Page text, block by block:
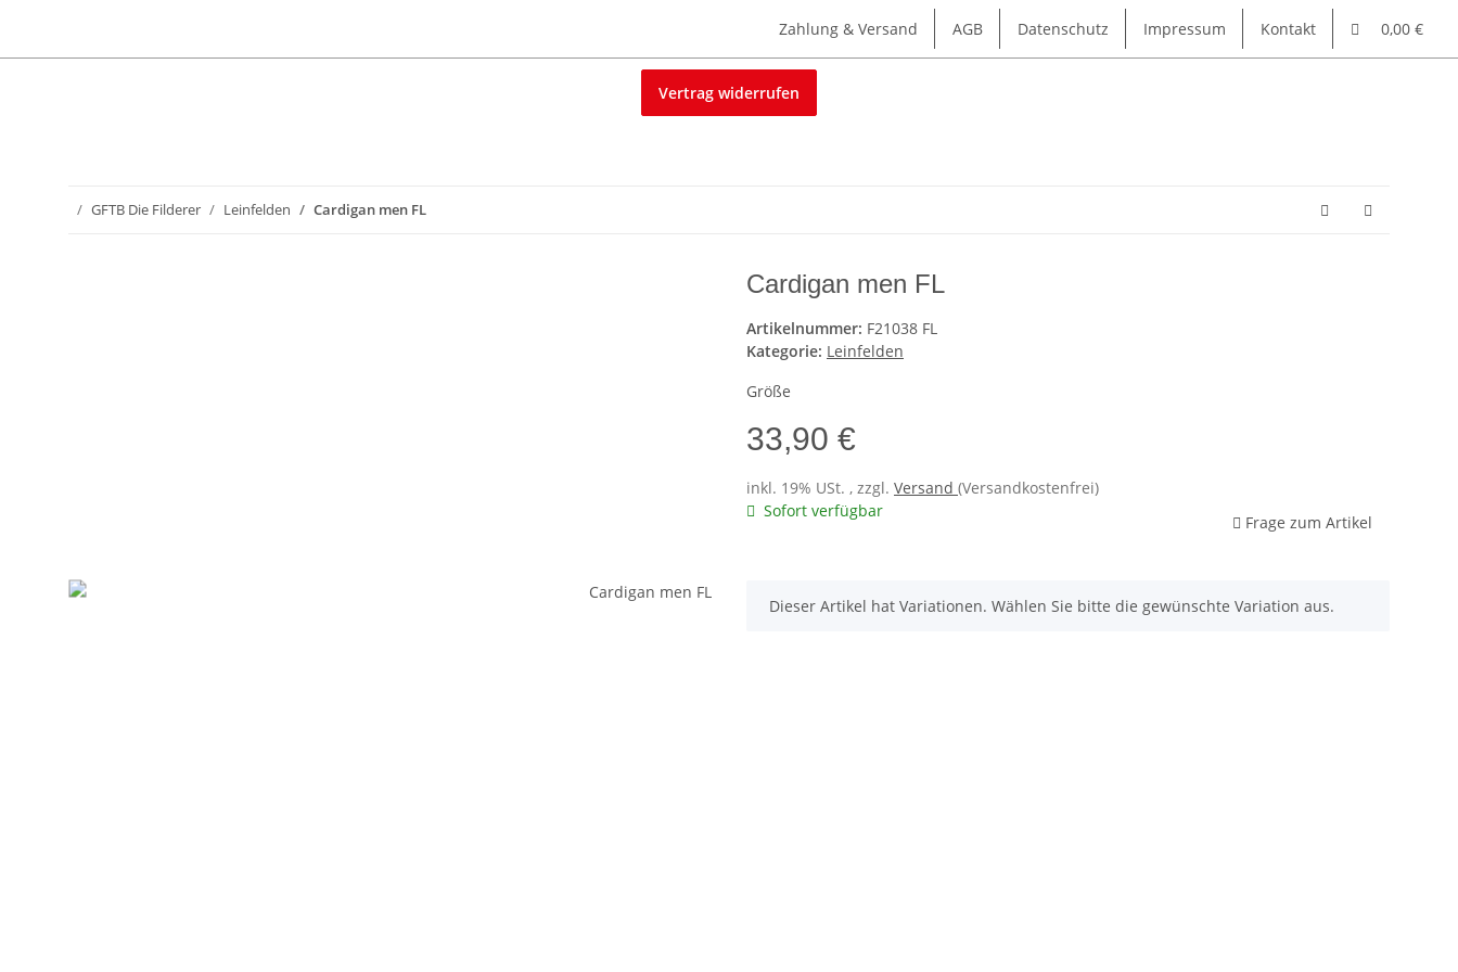
Zahlung & Versand AGB Datenschutz Impressum Kontakt 0,00 €
Vertrag widerrufen
GFTB Die Filderer Leinfelden Cardigan men FL
Cardigan men FL
Artikelnummer: F21038 FL
Kategorie: Leinfelden
Größe
33,90 €
inkl. 19% USt. , zzgl. Versand (Versandkostenfrei)
Sofort verfügbar
Frage zum Artikel
x
Dieser Artikel hat Variationen. Wählen Sie bitte die gewünschte Variation aus.